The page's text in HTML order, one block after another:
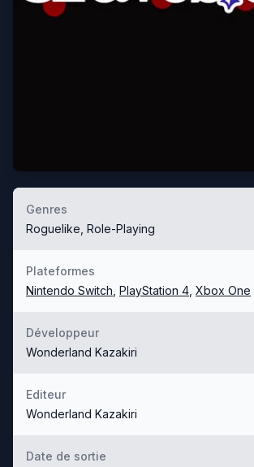
Genres
Roguelike, Role-Playing
Plateformes
Nintendo Switch PlayStation 4 Xbox One
Développeur
Wonderland Kazakiri
Editeur
Wonderland Kazakiri
Date de sortie